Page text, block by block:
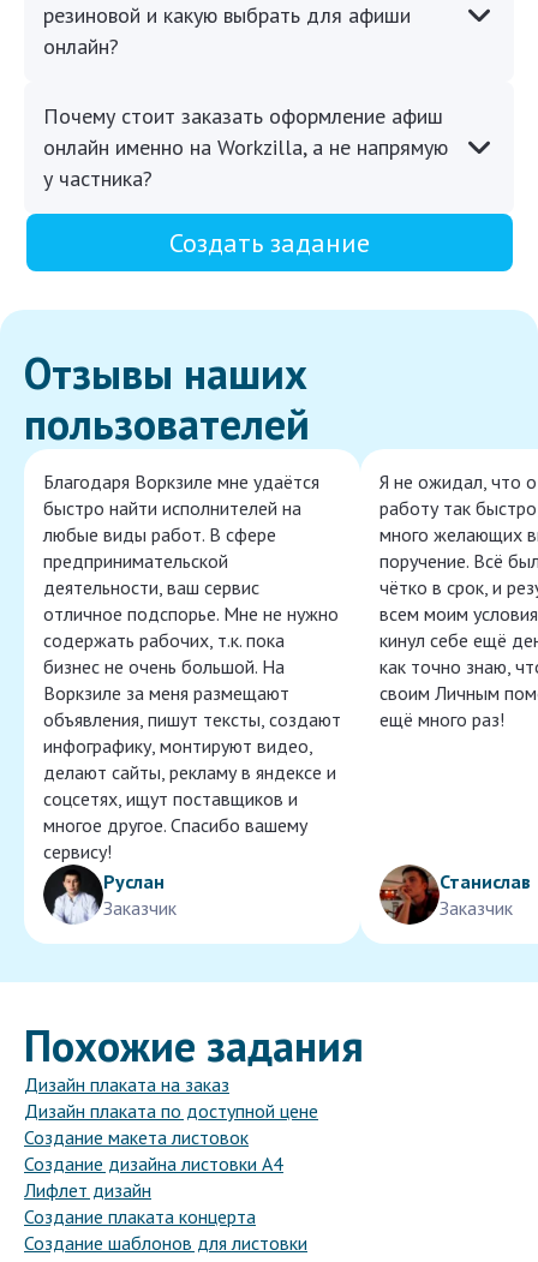
резиновой и какую выбрать для афиши
онлайн?
Почему стоит заказать оформление афиш
онлайн именно на Workzilla, а не напрямую
у частника?
Создать задание
Отзывы наших
пользователей
Благодаря Воркзиле мне удаётся
быстро найти исполнителей на
любые виды работ. В сфере
предпринимательской
деятельности, ваш сервис
отличное подспорье. Мне не нужно
содержать рабочих, т.к. пока
бизнес не очень большой. На
Воркзиле за меня размещают
объявления, пишут тексты, создают
инфографику, монтируют видео,
делают сайты, рекламу в яндексе и
соцсетях, ищут поставщиков и
многое другое. Спасибо вашему
сервису!
Руслан
Заказчик
Я не ожидал, что
работу так
много желающих
поручение. Всё
чётко в срок, и
всем моим
кинул себе ещё
как точно знаю,
своим Личным
ещё много раз!
Станислав
Заказчик
Похожие задания
Дизайн плаката на заказ
Дизайн плаката по доступной цене
Создание макета листовок
Создание дизайна листовки А4
Лифлет дизайн
Создание плаката концерта
Создание шаблонов для листовки